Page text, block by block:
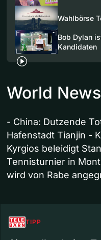
Wahlbörse
Bob Dylan
Kandidaten
World News
- China: Dutzende
Hafenstadt Tianjin -
Kyrgios beleidigt
Tennisturnier in
wird von Rabe
TIPP